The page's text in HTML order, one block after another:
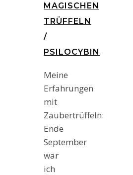
MAGISCHEN
TRÜFFELN
/
PSILOCYBIN
Meine
Erfahrungen
mit
Zaubertrüffeln:
Ende
September
war
ich